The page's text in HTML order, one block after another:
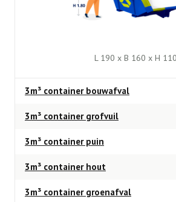
L 190 x B 160 x H 110
3m³ container bouwafval
3m³ container grofvuil
3m³ container puin
3m³ container hout
3m³ container groenafval